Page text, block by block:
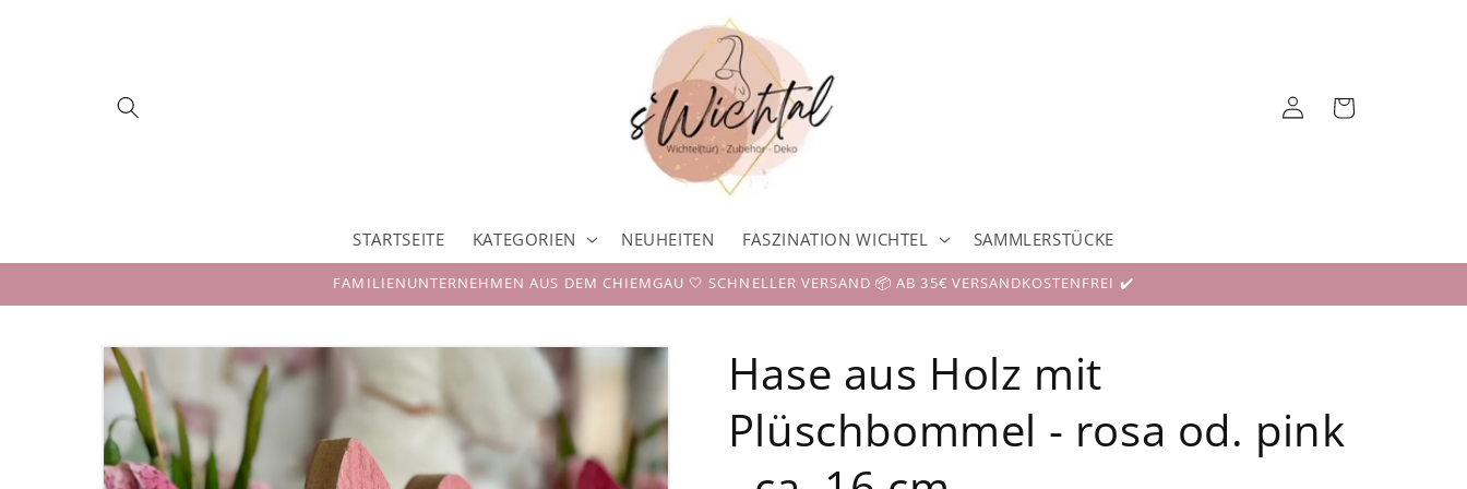
STARTSEITE KATEGORIEN NEUHEITEN FASZINATION WICHTEL SAMMLERSTÜCKE
EinloggenWarenkorb
FAMILIENUNTERNEHMEN AUS DEM CHIEMGAU 🤍 SCHNELLER VERSAND 📦 AB 35€ VERSANDKOSTENFREI ✔️
Produktinformationen
springen
Hase aus Holz mit
Plüschbommel - rosa od. pink